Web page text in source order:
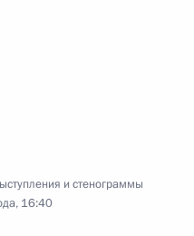
и стенограммы
16:40